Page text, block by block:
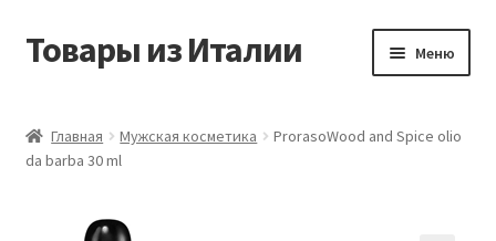
Перейти
Перейти
Товары из Италии Меню
Виды доставки
Контакты
Главная Мужская косметика
ProrasoWood and Spice olio
da barba 30 ml